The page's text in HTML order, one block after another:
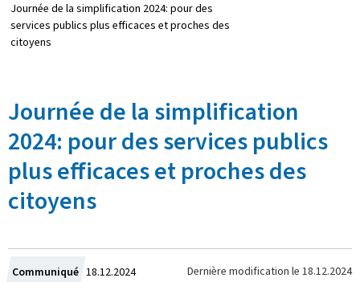
Journée de la simplification 2024: pour des
services publics plus efficaces et proches des
citoyens
Journée de la simplification
2024: pour des services publics
plus efficaces et proches des
citoyens
Communiqué Crée
18.12.2024 Dernière modification le 18.12.2024